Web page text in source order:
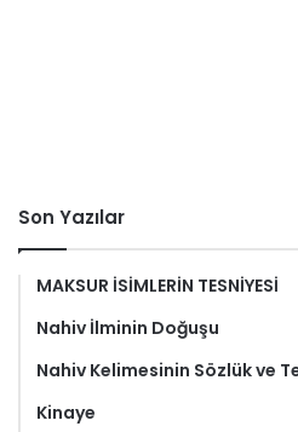
Son Yazılar
MAKSUR İSİMLERİN TESNİYESİ
Nahiv İlminin Doğuşu
Nahiv Kelimesinin Sözlük ve
Kinaye